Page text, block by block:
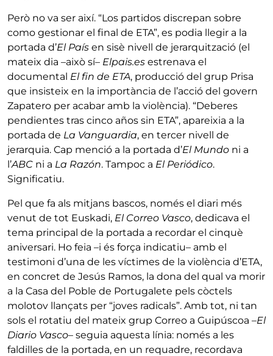
Però no va ser així. “Los partidos discrepan sobre
como gestionar el final de ETA”, es podia llegir a la
portada d’El País en sisè nivell de jerarquització (el
mateix dia –això sí– Elpais.es estrenava el
documental El fin de ETA, producció del grup Prisa
que insisteix en la importància de l’acció del govern
Zapatero per acabar amb la violència). “Deberes
pendientes tras cinco años sin ETA”, apareixia a la
portada de La Vanguardia, en tercer nivell de
jerarquia. Cap menció a la portada d’El Mundo ni a
l’ABC ni a La Razón. Tampoc a El Periódico.
Significatiu.
Pel que fa als mitjans bascos, només el diari més
venut de tot Euskadi, El Correo Vasco, dedicava el
tema principal de la portada a recordar el cinquè
aniversari. Ho feia –i és força indicatiu– amb el
testimoni d’una de les víctimes de la violència d’ETA,
en concret de Jesús Ramos, la dona del qual va morir
a la Casa del Poble de Portugalete pels còctels
molotov llançats per “joves radicals”. Amb tot, ni tan
sols el rotatiu del mateix grup Correo a Guipúscoa –El
Diario Vasco– seguia aquesta línia: només a les
faldilles de la portada, en un requadre, recordava